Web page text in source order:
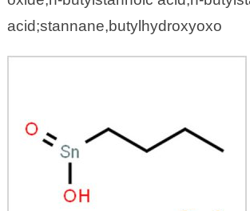
acid;stannane,butylhydroxyoxo